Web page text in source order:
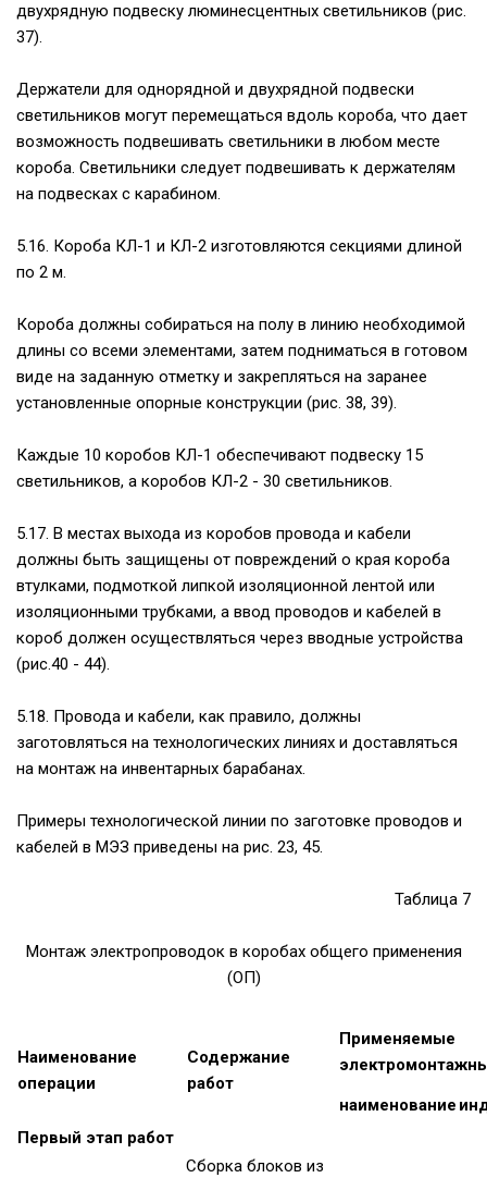
двухрядную подвеску люминесцентных светильников (рис.
37).
Держатели для однорядной и двухрядной подвески
светильников могут перемещаться вдоль короба, что дает
возможность подвешивать светильники в любом месте
короба. Светильники следует подвешивать к держателям
на подвесках с карабином.
5.16. Короба КЛ-1 и КЛ-2 изготовляются секциями длиной
по 2 м.
Короба должны собираться на полу в линию необходимой
длины со всеми элементами, затем подниматься в готовом
виде на заданную отметку и закрепляться на заранее
установленные опорные конструкции (рис. 38, 39).
Каждые 10 коробов КЛ-1 обеспечивают подвеску 15
светильников, а коробов КЛ-2 - 30 светильников.
5.17. В местах выхода из коробов провода и кабели
должны быть защищены от повреждений о края короба
втулками, подмоткой липкой изоляционной лентой или
изоляционными трубками, а ввод проводов и кабелей в
короб должен осуществляться через вводные устройства
(рис.40 - 44).
5.18. Провода и кабели, как правило, должны
заготовляться на технологических линиях и доставляться
на монтаж на инвентарных барабанах.
Примеры технологической линии по заготовке проводов и
кабелей в МЭЗ приведены на рис. 23, 45.
Таблица 7
Монтаж электропроводок в коробах общего применения
(ОП)
Наименование
операции
Содержание
работ
Применяемые
наименование
Первый этап работ
Сборка блоков из